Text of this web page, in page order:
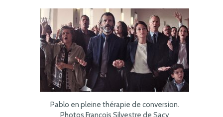
Pablo en pleine thérapie de conversion.
Photos François Silvestre de Sacy